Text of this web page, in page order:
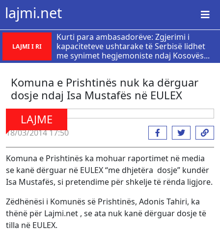
lajmi.net
LAJMI I RI
Kurti para ambasadorëve: Zgjerimi i
kapaciteteve ushtarake të Serbisë lidhet
me synimet hegjemoniste ndaj Kosovës...
Komuna e Prishtinës nuk ka dërguar
dosje ndaj Isa Mustafës në EULEX
LAJME
18/03/2014 17:50
Komuna e Prishtinës ka mohuar raportimet në media
se kanë dërguar në EULEX “me dhjetëra dosje” kundër
Isa Mustafës, si pretendime për shkelje të rënda ligjore.
Zëdhënësi i Komunës së Prishtinës, Adonis Tahiri, ka
thënë për Lajmi.net , se ata nuk kanë dërguar dosje të
tilla në EULEX.